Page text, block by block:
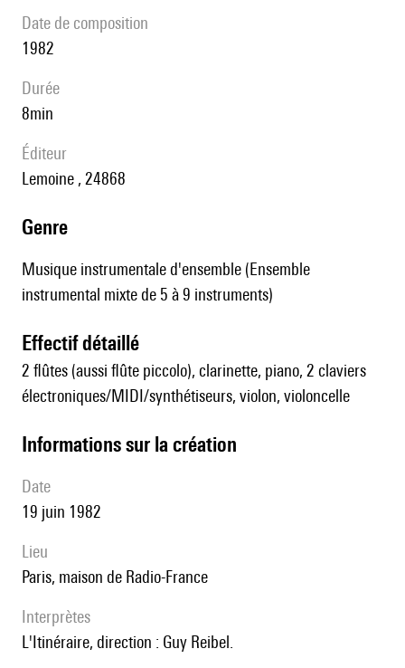
date de composition
1982
durée
8min
éditeur
Lemoine , 24868
genre
Musique instrumentale d'ensemble (Ensemble
instrumental mixte de 5 à 9 instruments)
effectif détaillé
2 flûtes (aussi flûte piccolo), clarinette, piano, 2 claviers
électroniques/MIDI/synthétiseurs, violon, violoncelle
informations sur la création
date
19 juin 1982
lieu
Paris, maison de Radio-France
interprètes
l'Itinéraire, direction : Guy Reibel.